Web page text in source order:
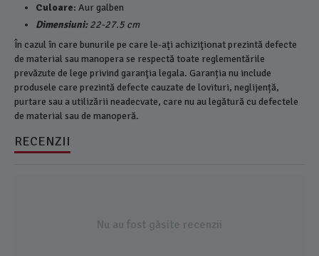
Culoare: Aur galben
Dimensiuni:22-27.5 cm
În cazul în care bunurile pe care le-aţi achiziţionat prezintă defecte
de material sau manopera se respectă toate reglementările
prevăzute de lege privind garanţia legala. Garanția nu include
produsele care prezintă defecte cauzate de lovituri, neglijență,
purtare sau a utilizării neadecvate, care nu au legătură cu defectele
de material sau de manoperă.
RECENZII
Nu au fost găsite recenzii